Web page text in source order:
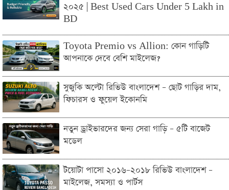
২০২৫ | Best Used Cars Under 5 Lakh in
BD
Toyota Premio vs Allion: কোন গাড়িটি
আপনাকে দেবে বেশি মাইলেজ?
সুজুকি অল্টো রিভিউ বাংলাদেশ – ছোট গাড়ির দাম,
ফিচারস ও ফুয়েল ইকোনমি
নতুন ড্রাইভারদের জন্য সেরা গাড়ি – ৫টি বাজেট
মডেল
টয়োটা পাসো ২০১৬–২০১৮ রিভিউ বাংলাদেশ –
মাইলেজ, সমস্যা ও পার্টস